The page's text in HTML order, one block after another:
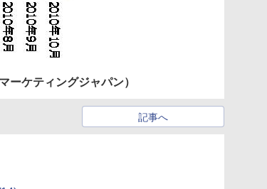
ーケティングジャパン）
記事へ